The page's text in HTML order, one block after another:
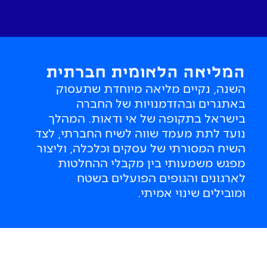
המליאה הלאומית חברתית
השנה, נקיים מליאה מיוחדת שתעסוק
באתגרים ובהזדמנויות של החברה
בישראל בתקופה של אי ודאות. המהלך
נועד לתת מעמד שווה לשיח החברתי, לצד
השיח המסורתי של עסקים וכלכלה, וליצור
מפגש משמעותי בין מקבלי ההחלטות
לארגונים והגופים הפועלים בשטח
ומובילים שינוי אמיתי.